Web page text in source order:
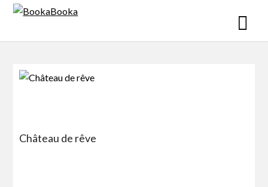
Skip
Château de rêve